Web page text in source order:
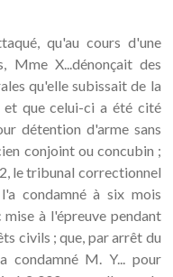
qu'au cours d'une
Mme X...dénonçait des
qu'elle subissait de la
et que celui-ci a été cité
détention d'arme sans
conjoint ou concubin ;
le tribunal correctionnel
condamné à six mois
à l'épreuve pendant
civils ; que, par arrêt du
condamné M. Y... pour